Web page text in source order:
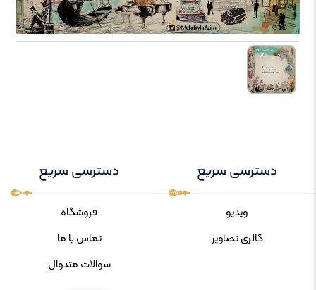
دسترسی سریع
ویدیو
گالری تصاویر
دسترسی سریع
فروشگاه
تماس با ما
سوالات متدوال